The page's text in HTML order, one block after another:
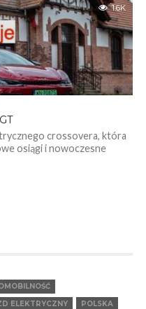
1.6K
crossovera, która
osiągi i nowoczesne
ELEKTRYCZNY
POLSKA